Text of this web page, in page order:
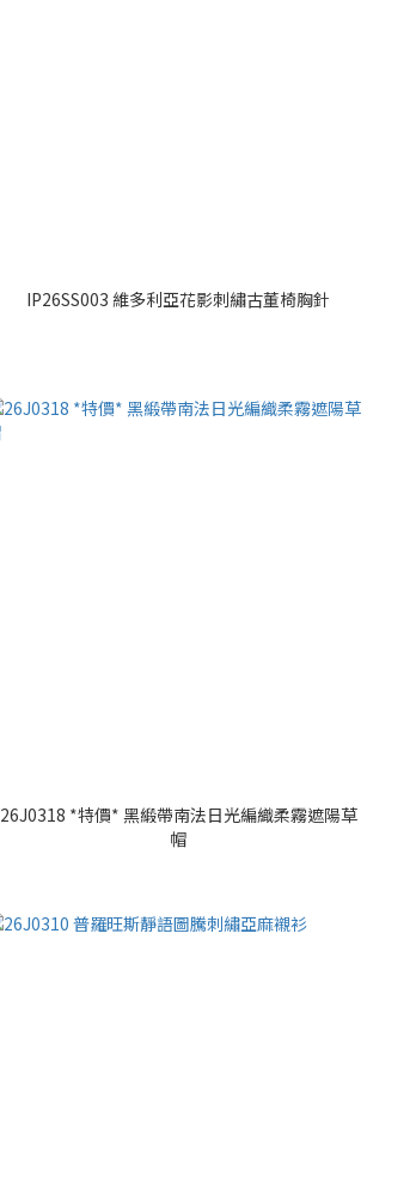
IP26SS003 維多利亞花影刺繡古董椅胸針
26J0318 *特價* 黑緞帶南法日光編織柔霧遮陽草
帽